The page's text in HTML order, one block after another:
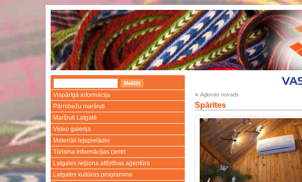
Vispārīgā informācija
Pārrobežu maršruti
Maršruti Latgalē
Video galerija
Materiāli lejupielādei
Tūrisma informācijas centri
Latgales reģiona attīstības aģentūra
Latgales kultūras programma
» Aglonas novads
Spārītes